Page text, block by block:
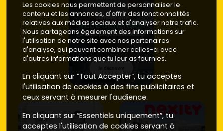
Les cookies nous permettent de personnaliser le
contenu et les annonces, d'offrir des fonctionnalités
relatives aux médias sociaux et d'analyser notre trafic.
Nous partageons également des informations sur
l'utilisation de notre site avec nos partenaires
d'analyse, qui peuvent combiner celles-ci avec
d'autres informations que tu leur as fournies.
En cliquant sur “Tout Accepter”, tu acceptes
l'utilisation de cookies à des fins publicitaires et
ceux servant à mesurer l'audience.
En cliquant sur “Essentiels uniquement”, tu
acceptes l'utilisation de cookies servant à